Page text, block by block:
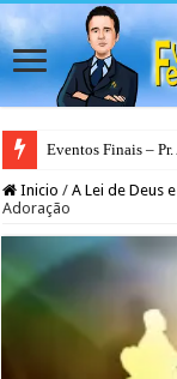
Eventos Finais –
Inicio / A Lei de Deus
Adoração